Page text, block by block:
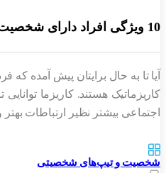
10 ویژگی افراد دارای شخصیت کاریزماتیک
آیا تا به حال برایتان پیش آمده
کاریزماتیک هستند. کاریزما
اجتماعی بیشتر نظیر ارتباطات
شخصیت و تیپ‌های شخصیتی